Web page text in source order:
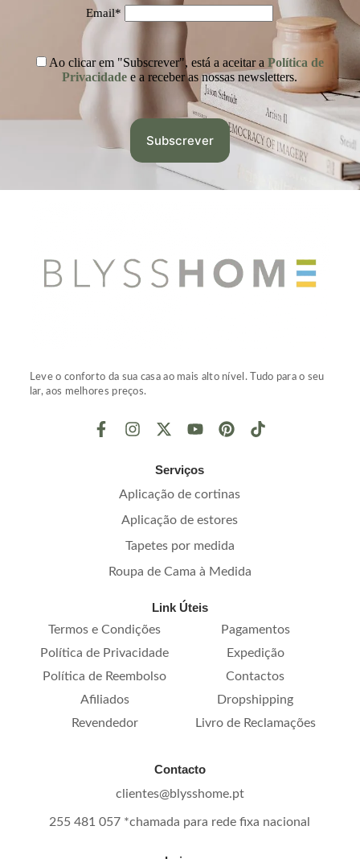
Email*
Ao clicar em "Subscrever", está a aceitar a Política de
Privacidade e a receber as nossas newsletters.
Leve o conforto da sua casa ao mais alto nível. Tudo para o seu
lar, aos melhores preços.
Serviços
Aplicação de cortinas
Aplicação de estores
Tapetes por medida
Roupa de Cama à Medida
Link Úteis
Termos e Condições
Pagamentos
Política de Privacidade
Expedição
Política de Reembolso
Contactos
Afiliados
Dropshipping
Revendedor
Livro de Reclamações
Contacto
clientes@blysshome.pt
255 481 057 *chamada para rede fixa nacional